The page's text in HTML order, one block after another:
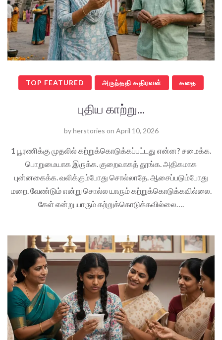
TOP FEATURED அருந்ததி கதிரவன் கதை
புதிய காற்று...
byherstories on April 10, 2026
1 பூரணிக்கு முதலில் கற்றுக்கொடுக்கப்பட்டது என்ன? சமைக்க.
பொறுமையாக இருக்க. குறைவாகத் தூங்க. அதிகமாக
புன்னகைக்க. வலிக்கும்போது சொல்லாதே. ஆசைப்படும்போது
மறை. வேண்டும் என்று சொல்ல யாரும் கற்றுக்கொடுக்கவில்லை.
கேள் என்று யாரும் கற்றுக்கொடுக்கவில்லை….